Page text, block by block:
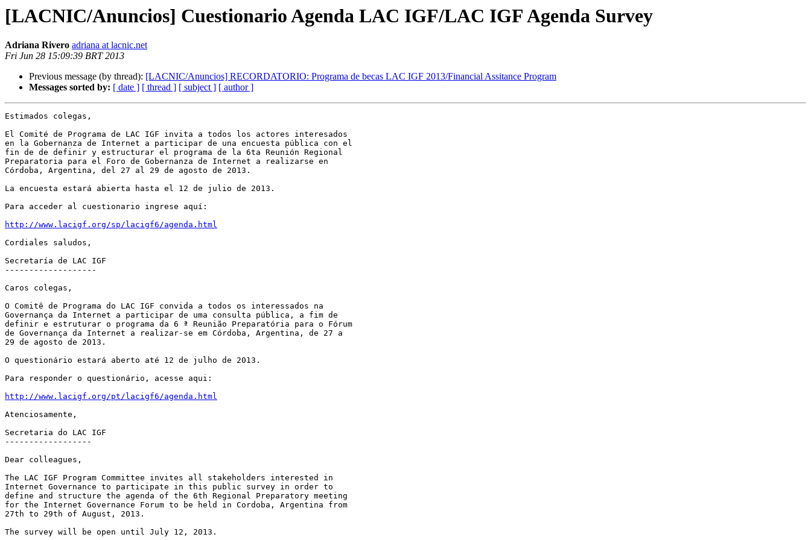
[LACNIC/Anuncios] Cuestionario Agenda LAC IGF/LAC IGF Agenda Survey
Adriana Rivero adriana at lacnic.net
Fri Jun 28 15:09:39 BRT 2013
Previous message (by thread): [LACNIC/Anuncios] RECORDATORIO: Programa de becas LAC IGF 2013/Financial Assitance Program
Messages sorted by: [ date ] [ thread ] [ subject ] [ author ]
Estimados colegas,
El Comité de Programa de LAC IGF invita a todos los actores interesados
en la Gobernanza de Internet a participar de una encuesta pública con el
fin de de definir y estructurar el programa de la 6ta Reunión Regional
Preparatoria para el Foro de Gobernanza de Internet a realizarse en
Córdoba, Argentina, del 27 al 29 de agosto de 2013.
La encuesta estará abierta hasta el 12 de julio de 2013.
Para acceder al cuestionario ingrese aquí:
http://www.lacigf.org/sp/lacigf6/agenda.html
Cordiales saludos,
Secretaría de LAC IGF
-------------------
Caros colegas,
O Comitê de Programa do LAC IGF convida a todos os interessados na
Governança da Internet a participar de uma consulta pública, a fim de
definir e estruturar o programa da 6 ª Reunião Preparatória para o Fórum
de Governança da Internet a realizar-se em Córdoba, Argentina, de 27 a
29 de agosto de 2013.
O questionário estará aberto até 12 de julho de 2013.
Para responder o questionário, acesse aqui:
http://www.lacigf.org/pt/lacigf6/agenda.html
Atenciosamente,
Secretaria do LAC IGF
------------------
Dear colleagues,
The LAC IGF Program Committee invites all stakeholders interested in
Internet Governance to participate in this public survey in order to
define and structure the agenda of the 6th Regional Preparatory meeting
for the Internet Governance Forum to be held in Cordoba, Argentina from
27th to 29th of August, 2013.
The survey will be open until July 12, 2013.